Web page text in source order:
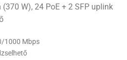
W), 24 PoE + 2 SFP uplink
1000 Mbps